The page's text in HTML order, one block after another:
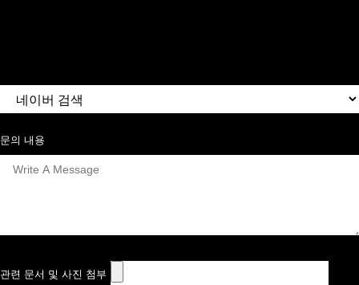
문의 내용
관련 문서 및 사진 첨부